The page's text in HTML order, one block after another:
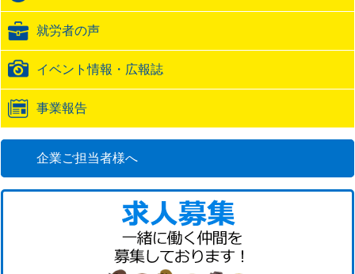
ッ
ク
URL就労者の声
イベント情報・広報誌
事業報告
企業ご担当者様へ